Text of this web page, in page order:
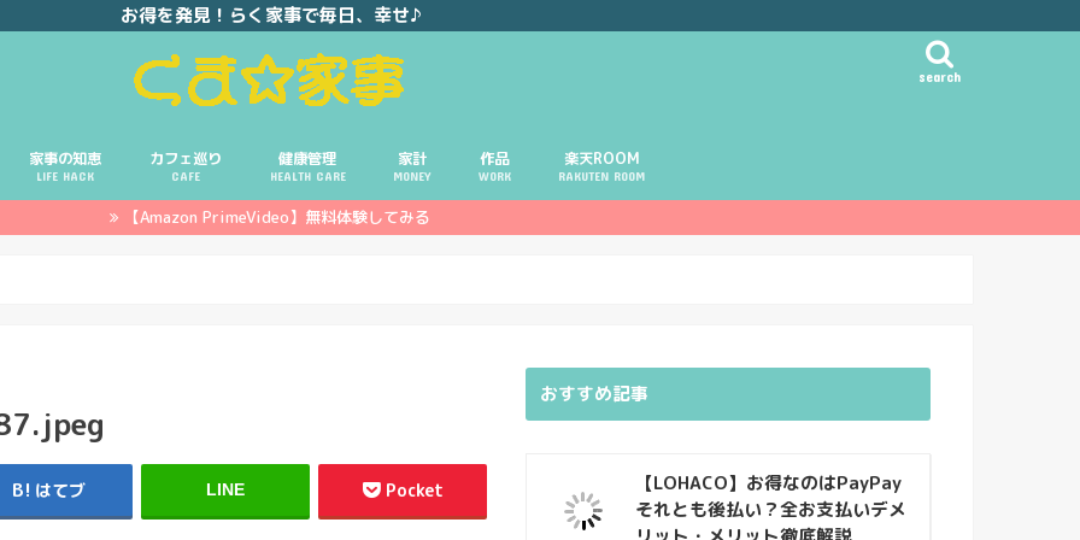
お得を発見！らく家事で毎日、幸せ♪
search
家事の知恵
LIFE HACK
カフェ巡り
CAFE
健康管理
HEALTH CARE
家計
MONEY
ポイ活
投資
副業
作品
WORK
楽天ROOM
RAKUTEN ROOM
【Amazon PrimeVideo】無料体験してみる
はてブ LINE Pocket
おすすめ記事
【LOHACO】お得なのはPayPay
それとも後払い？全お支払いデメ